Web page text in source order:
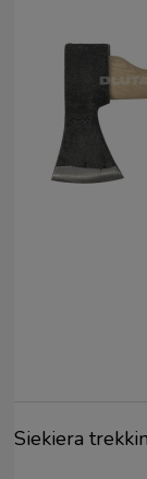
Siekiera